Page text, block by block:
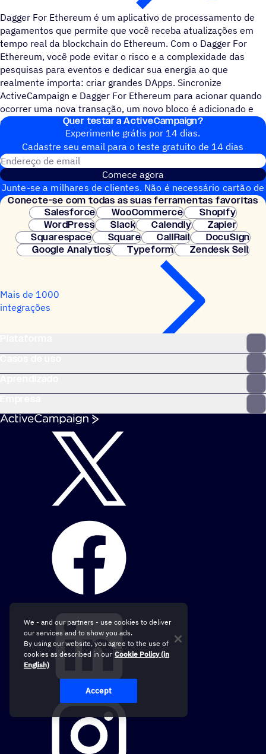
Dagger For Ethereum é um aplicativo de processamento de
pagamentos que permite que você receba atualizações em
tempo real da blockchain do Ethereum. Com o Dagger For
Ethereum, você pode evitar o risco e a complexidade das
pesquisas para eventos e dedicar sua energia ao que
realmente importa: criar grandes DApps. Sincronize
ActiveCampaign e Dagger For Ethereum para acionar quando
ocorrer uma nova transação, um novo bloco é adicionado e
quando uma trasnação específica é detectada no contrato.
Quer testar a ActiveCampaign?
Experimente grátis por 14 dias.
Cadastre seu email para o teste gratuito de 14 dias
Comece agora
Junte-se a milhares de clientes. Não é necessário cartão de
crédito. Configuração instantânea.
Conecte-se com todas as suas ferramentas favoritas
Salesforce
WooCommerce
Shopify
WordPress
Slack Calendly
Zapier
Squarespace
Square CallRail
DocuSign
Google Analytics
Typeform Zendesk Sell
Mais de 1000
integrações
We - and our partners - use cookies to deliver
our services and to show you ads.
By using our website, you agree to the use of
cookies as described in our Cookie Policy (in
English)
Accept